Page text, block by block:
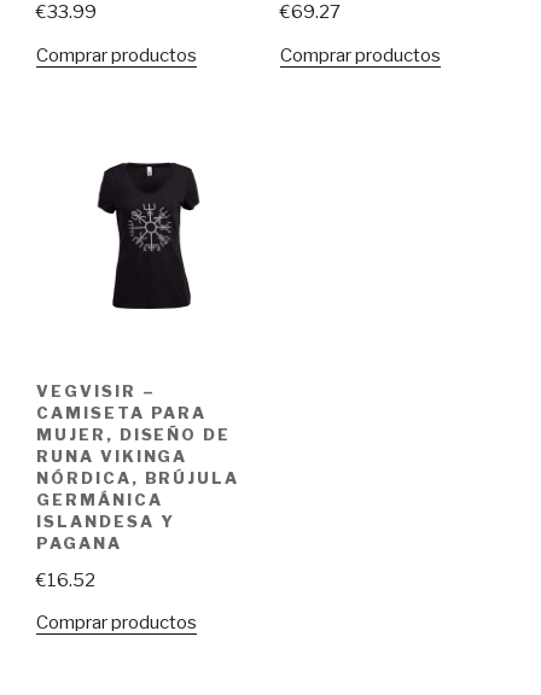
€33.99
Comprar productos
€69.27
Comprar productos
VEGVISIR –
CAMISETA PARA
MUJER, DISEÑO DE
RUNA VIKINGA
NÓRDICA, BRÚJULA
GERMÁNICA
ISLANDESA Y
PAGANA
€16.52
Comprar productos